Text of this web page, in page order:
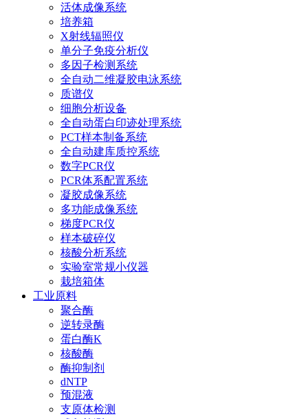
活体成像系统
培养箱
X射线辐照仪
单分子免疫分析仪
多因子检测系统
全自动二维凝胶电泳系统
质谱仪
细胞分析设备
全自动蛋白印迹处理系统
PCT样本制备系统
全自动建库质控系统
数字PCR仪
PCR体系配置系统
凝胶成像系统
多功能成像系统
梯度PCR仪
样本破碎仪
核酸分析系统
实验室常规小仪器
栽培箱体
工业原料
聚合酶
逆转录酶
蛋白酶K
核酸酶
酶抑制剂
dNTP
预混液
支原体检测